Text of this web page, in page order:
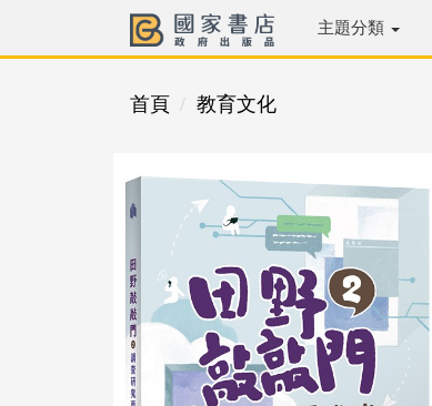
主題分類
首頁 教育文化